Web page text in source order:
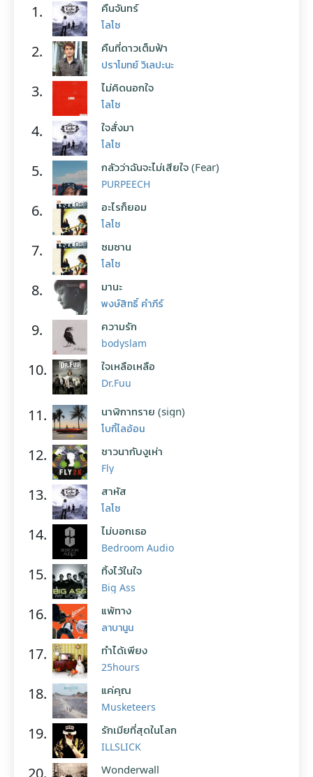
1. คืนจันทร์
โลโซ
2. คืนที่ดาวเต็มฟ้า
ปราโมทย์ วิเลปะนะ
3. ไม่คิดนอกใจ
โลโซ
4. ใจสั่งมา
โลโซ
5. กลัวว่าฉันจะไม่เสียใจ (Fear)
PURPEECH
6. อะไรก็ยอม
โลโซ
7. ซมซาน
โลโซ
8. มานะ
พงษ์สิทธิ์ คำภีร์
9. ความรัก
bodyslam
10. ใจเหลือเหลือ
Dr.Fuu
11. นาฬิกาทราย (sign)
โบกี้ไลอ้อน
12. ชาวนากับงูเห่า
Fly
13. สาหัส
โลโซ
14. ไม่บอกเธอ
Bedroom Audio
15. ทิ้งไว้ในใจ
Big Ass
16. แพ้ทาง
ลาบานูน
17. ทำได้เพียง
25hours
18. แค่คุณ
Musketeers
19. รักเมียที่สุดในโลก
ILLSLICK
Wonderwall